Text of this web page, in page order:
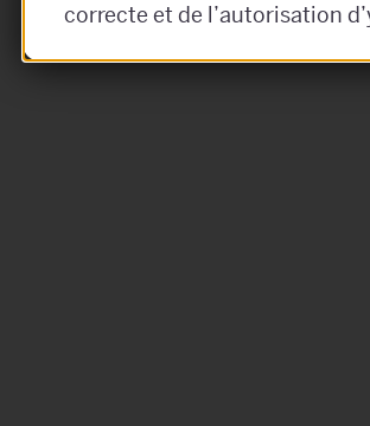
correcte et de l’autorisation